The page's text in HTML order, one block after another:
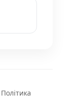
Політика